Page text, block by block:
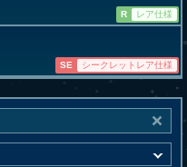
R
レア仕様
SE シークレットレア仕様